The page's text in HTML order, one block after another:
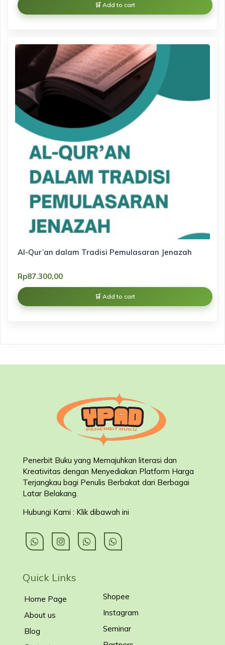
Add to cart
Al-Qur’an dalam Tradisi Pemulasaran Jenazah
Rp87.300,00
Add to cart
Penerbit Buku yang Memajuhkan literasi dan
Kreativitas dengan Menyediakan Platform Harga
Terjangkau bagi Penulis Berbakat dari Berbagai
Latar Belakang
Hubungi Kami : Klik dibawah ini
Quick Links
Home Page
About us
Blog
Shopee
Instagram
Seminar